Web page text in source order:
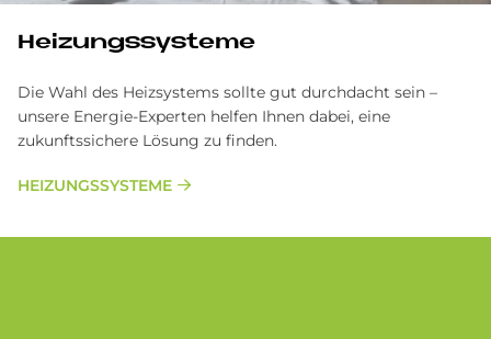
Heizungssysteme
Die Wahl des Heizsystems sollte gut durchdacht sein –
unsere Energie-Experten helfen Ihnen dabei, eine
zukunftssichere Lösung zu finden.
HEIZUNGSSYSTEME